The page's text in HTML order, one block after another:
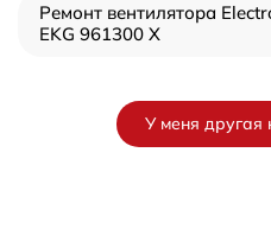
Ремонт вентилятора
EKG 961300 X
У меня другая